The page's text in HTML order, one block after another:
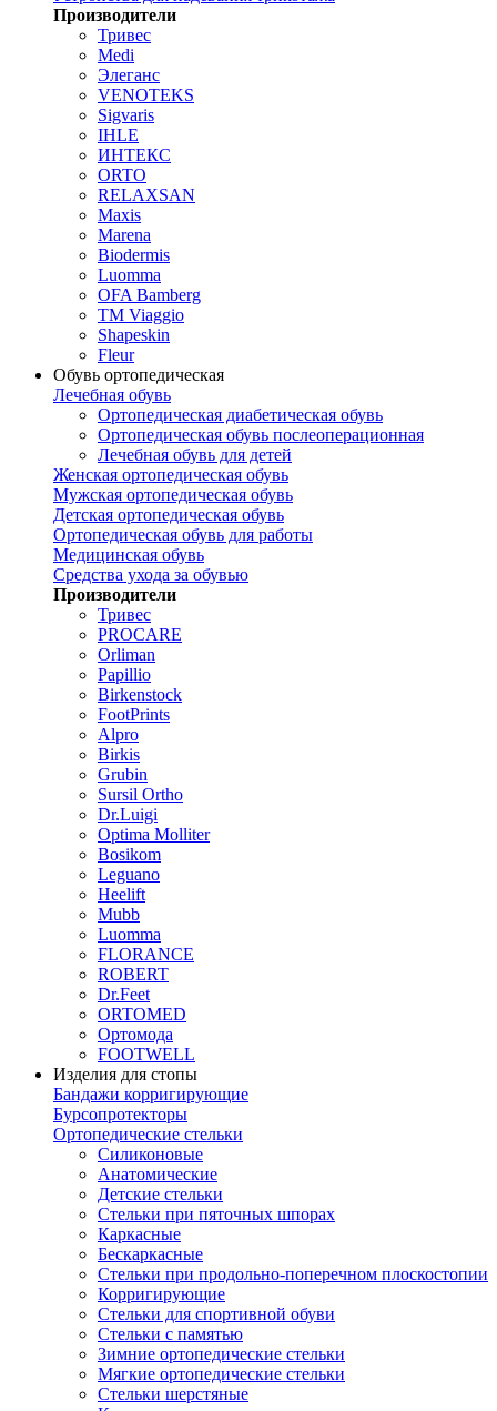
Производители
Тривес
Medi
Элеганс
VENOTEKS
Sigvaris
IHLE
ИНТЕКС
ORTO
RELAXSAN
Maxis
Marena
Biodermis
Luomma
OFA Bamberg
TM Viaggio
Shapeskin
Fleur
Обувь ортопедическая
Лечебная обувь
Ортопедическая диабетическая обувь
Ортопедическая обувь послеоперационная
Лечебная обувь для детей
Женская ортопедическая обувь
Мужская ортопедическая обувь
Детская ортопедическая обувь
Ортопедическая обувь для работы
Медицинская обувь
Средства ухода за обувью
Производители
Тривес
PROCARE
Orliman
Papillio
Birkenstock
FootPrints
Alpro
Birkis
Grubin
Sursil Ortho
Dr.Luigi
Optima Molliter
Bosikom
Leguano
Heelift
Mubb
Luomma
FLORANCE
ROBERT
Dr.Feet
ORTOMED
Ортомода
FOOTWELL
Изделия для стопы
Бандажи корригирующие
Бурсопротекторы
Ортопедические стельки
Силиконовые
Анатомические
Детские стельки
Стельки при пяточных шпорах
Каркасные
Бескаркасные
Стельки при продольно-поперечном плоскостопии
Корригирующие
Стельки для спортивной обуви
Стельки с памятью
Зимние ортопедические стельки
Мягкие ортопедические стельки
Стельки шерстяные